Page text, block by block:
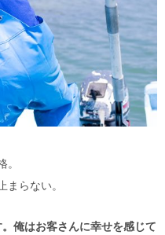
らない。
俺はお客さんに幸せを感じて